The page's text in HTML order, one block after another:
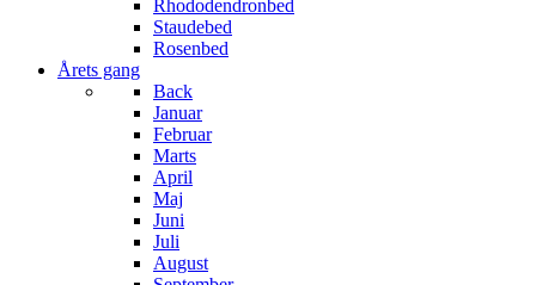
Rhododendronbed
Staudebed
Rosenbed
Årets gang
Back
Januar
Februar
Marts
April
Maj
Juni
Juli
August